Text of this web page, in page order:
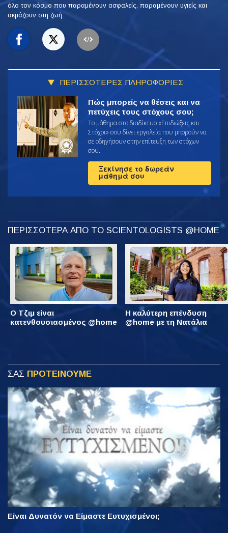
όλο τον κόσμο που παραμένουν ασφαλείς, παραμένουν υγιείς και
ακμάζουν στη ζωή.
ΠΕΡΙΣΣΟΤΕΡΕΣ ΠΛΗΡΟΦΟΡΙΕΣ
Πώς μπορείς να θέσεις και να
πετύχεις τους στόχους σου;
Το μάθημα στο διαδίκτυο «Επιδιώξεις και
Στόχοι» σου δίνει εργαλεία που μπορούν να
σε οδηγήσουν στην επίτευξη των στόχων
σου.
Ξεκίνησε το δωρεάν
μάθημά σου
ΠΕΡΙΣΣΟΤΕΡΑ ΑΠΟ ΤΟ SCIENTOLOGISTS @HOME
Ο Τζιμ είναι
κατενθουσιασμένος @home
Η καλύτερη επένδυση
@home με τη Νατάλια
ΣΑΣ ΠΡΟΤΕΙΝΟΥΜΕ
Είναι Δυνατόν να Είμαστε Ευτυχισμένοι;